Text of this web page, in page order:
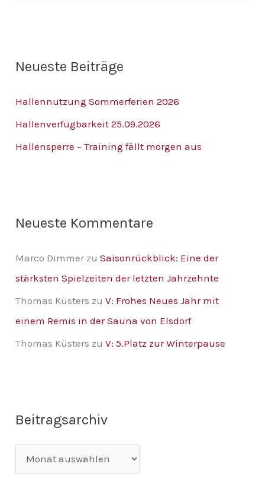
e
a
c
Neueste Beiträge
Hallennutzung Sommerferien 2026
Hallenverfügbarkeit 25.09.2026
Hallensperre – Training fällt morgen aus
Neueste Kommentare
Marco Dimmer zuSaisonrückblick: Eine der
stärksten Spielzeiten der letzten Jahrzehnte
Thomas Küsters zuV: Frohes Neues Jahr mit
einem Remis in der Sauna von Elsdorf
Thomas Küsters zuV: 5.Platz zur Winterpause
Beitragsarchiv